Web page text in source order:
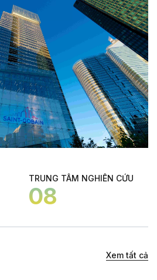
TRUNG TÂM NGHIÊN CỨU
08
Xem tất cả